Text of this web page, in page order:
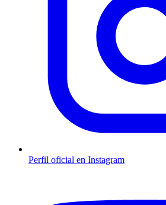
Perfil oficial en Instagram